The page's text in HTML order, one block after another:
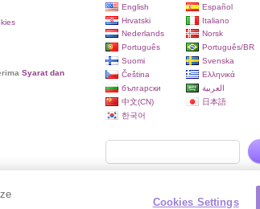
Syarat dan
English
Español
Hrvatski
Italiano
Nederlands
Norsk
Português
Português/BR
Suomi
Svenska
Čeština
Ελληνικά
български
العربية
中文(CN)
日本語
한국어
Cookies Settings